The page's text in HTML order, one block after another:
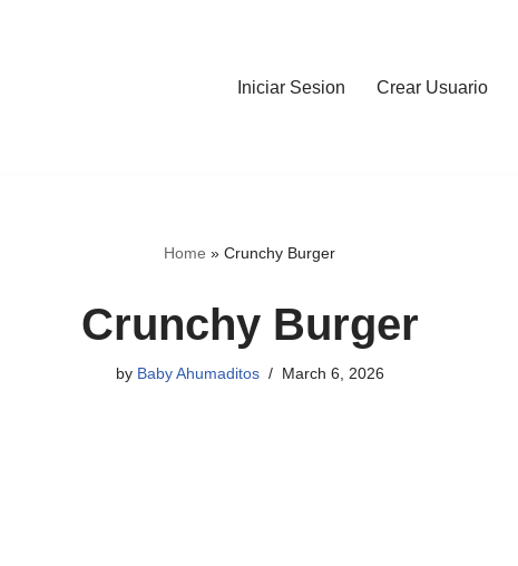
Iniciar Sesion Crear Usuario
Home » Crunchy Burger
Crunchy Burger
by Baby Ahumaditos March 6, 2026